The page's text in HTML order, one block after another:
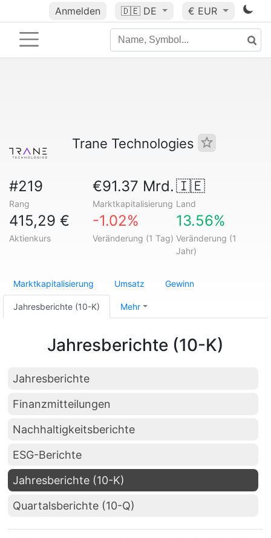
Anmelden 🇩🇪 DE € EUR
Trane Technologies
#219
Rang
€91.37 Mrd.
Marktkapitalisierung
🇮🇪
Land
415,29 €
Aktienkurs
-1.02%
Veränderung (1 Tag)
13.56%
Veränderung (1
Jahr)
Marktkapitalisierung Umsatz Gewinn
Jahresberichte (10-K) Mehr
Jahresberichte (10-K)
Jahresberichte
Finanzmitteilungen
Nachhaltigkeitsberichte
ESG-Berichte
Jahresberichte (10-K)
Quartalsberichte (10-Q)